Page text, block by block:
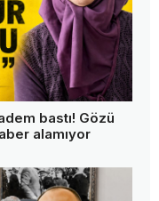
bastı! Gözü
alamıyor